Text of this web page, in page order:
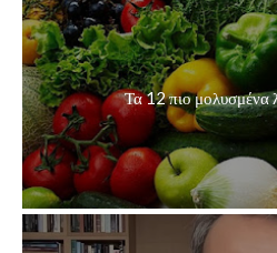
Τα 12 πιο μολυσμένα